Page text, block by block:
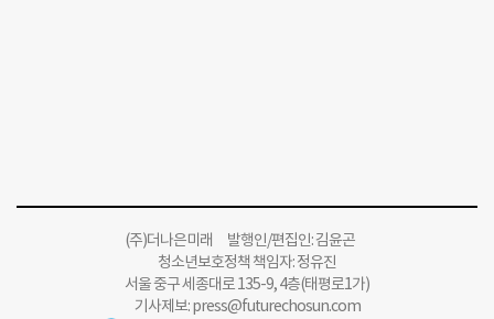
(주)더나은미래 발행인/편집인: 김윤곤
청소년보호정책 책임자: 정유진
서울 중구 세종대로 135-9, 4층(태평로1가)
기사제보:press@futurechosun.com